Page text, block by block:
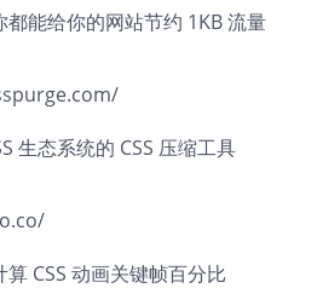
都能给你的网站节约 1KB 流量
生态系统的 CSS 压缩工具
算 CSS 动画关键帧百分比